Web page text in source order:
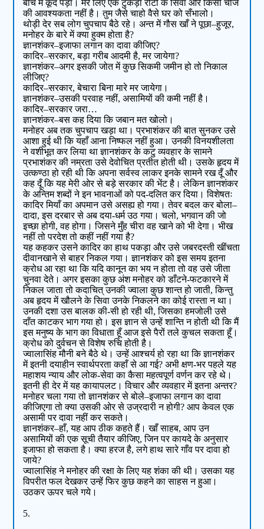
बीच में कूद पड़ा। मेरे लिए एक टुकड़ा रोटी के सिवा और किसी चीज
की आवश्यकता नहीं है। तुम जैसे चाहो वैसे घर को सँभालो।
थोड़ी देर सब लोग चुपचाप बैठे रहे। अन्त में गौस खाँ ने पूछा–हुजूर,
मनोहर के बारे में क्या हुक्म होता है?
ज्ञानशंकर–इजाफा लगान का दावा कीजिए?
कादिर–सरकार, बड़ा गरीब आदमी है, मर जायेगा?
ज्ञानशंकर–अगर इसकी जोत में कुछ सिकमी जमीन हो तो निकाल
लीजिए?
कादिर–सरकार, बेचारा बिना मारे मर जायेगा।
ज्ञानशंकर–उसकी परवाह नहीं, असामियों की कमी नहीं है।
कादिर–सरकार जरा…
ज्ञानशंकर–बस कह दिया कि जबान मत खोलो।
मनोहर अब तक चुपचाप खड़ा था। प्रभाशंकर की बात सुनकर उसे
आशा हुई थी कि यहाँ आना निष्फल नहीं हुआ। उनकी विनयशीलता
ने वशीभूत कर लिया था ज्ञानशंकर के कटु व्यवहार के सामने
प्रभाशंकर की नम्रता उसे देवोचित प्रतीत होती थी। उसके हृदय में
उत्कण्ठा हो रही थी कि अपना सर्वस्व लाकर इनके सामने रख दूँ और
कह दूँ कि यह मेरी ओर से बड़े सरकार की भेंट है। लेकिन ज्ञानशंकर
के अन्तिम शब्दों ने इन भावनाओं को पद-दलित कर दिया। विशेषतः
कादिर मियाँ का अपमान उसे असह्य हो गया। तेवर बदल कर बोला–
दादा, इस दरबार से अब दया-धर्म उठ गया। चलो, भगवान की जो
इच्छा होगी, वह होगा। जिसने मुँह चीरा वह खाने को भी देगा। भीख
नहीं तो परदेश तो कहीं नहीं गया है?
यह कहकर उसने कादिर का हाथ पकड़ा और उसे जबरदस्ती खींचता
दीवानखाने से बाहर निकल गया। ज्ञानशंकर को इस समय इतना
क्रोध आ रहा था कि यदि कानून का भय न होता तो वह उसे जीता
चुनवा देते। अगर इसका कुछ अंश मनोहर को डाँटने-फटकारने में
निकल जाता तो कदाचित् उनकी ज्वाला कुछ शान्त हो जाती, किन्तु
अब हृदय में खौलने के सिवा उनके निकलने का कोई रास्ता न था।
उनकी दशा उस बालक की-सी हो रही थी, जिसका हमजोली उसे
दाँत काटकर भाग गया हो। इस ज्ञान से उन्हें शान्ति न होती थी कि मैं
इस मनुष्य के भाग का विधाता हूँ आज इसे पैरों तले कुचल सकता हूँ।
क्रोध को दुर्वचन से विशेष रुचि होती है।
ज्वालासिंह मौनी बने बैठे थे। उन्हें आश्चर्य हो रहा था कि ज्ञानशंकर
में इतनी दयाहीन स्वार्थपरता कहाँ से आ गई? अभी क्षण-भर पहले यह
महाशय न्याय और लोक-सेवा का कैसा महत्वपूर्ण वर्णन कर रहे थे।
इतनी ही देर में यह कायापलट। विचार और व्यवहार में इतना अन्तर?
मनोहर चला गया तो ज्ञानशंकर से बोले–इजाफा लगान का दावा
कीजिएगा तो क्या उसकी ओर से उज्रदारी न होगी? आप केवल एक
असामी पर दावा नहीं कर सकते।
ज्ञानशंकर–हाँ, यह आप ठीक कहते हैं। खाँ साहब, आप उन
असामियों की एक सूची तैयार कीजिए, जिन पर कायदे के अनुसार
इजाफा हो सकता है। क्या हरज है, लगे हाथ सारे गाँव पर दावा हो
जाये?
ज्वालासिंह ने मनोहर की रक्षा के लिए यह शंका की थी। उसका यह
विपरीत फल देखकर उन्हें फिर कुछ कहने का साहस न हुआ।
उठकर ऊपर चले गये।
5.